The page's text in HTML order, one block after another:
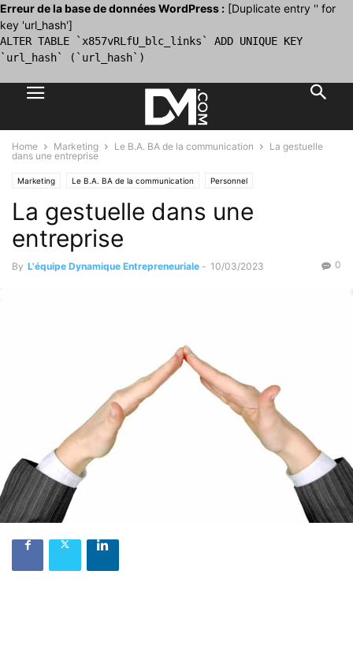
Erreur de la base de données WordPress : [Duplicate entry '' for
key 'url_hash']
ALTER TABLE `x857vRLfU_blc_links` ADD UNIQUE KEY
`url_hash` (`url_hash`)
Home Marketing Le B.A. BA de la communication
La gestuelle
dans une entreprise
Marketing Le B.A. BA de la communication Personnel
La gestuelle dans une
entreprise
By L'équipe Dynamique Entrepreneuriale - 10/03/2023 0